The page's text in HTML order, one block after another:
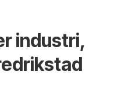
industri,